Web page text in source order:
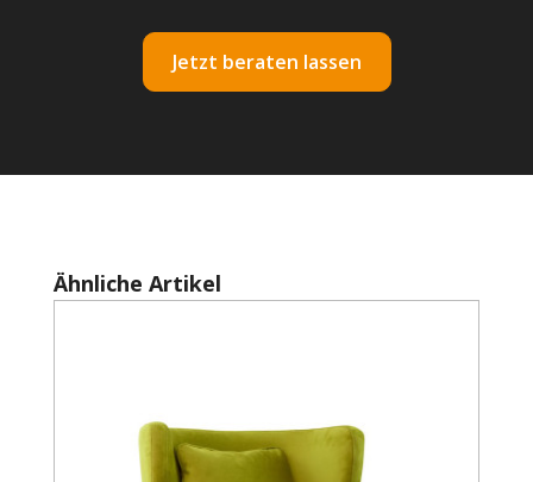
Jetzt beraten lassen
Produktgalerie überspringen
Ähnliche Artikel